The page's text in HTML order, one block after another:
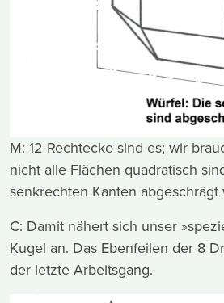
M: 12 Rechtecke sind es; wir
nicht alle Flächen quadratisch
senkrechten Kanten abgeschrägt
C: Damit nähert sich unser
Kugel an. Das Ebenfeilen der 8
der letzte Arbeitsgang.